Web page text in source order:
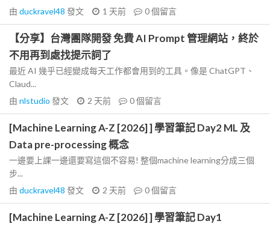
由 duckravel48 發文 1 天前 0個留言
【分享】台灣團隊開發 免費 AI Prompt 管理網站，終於
不用再到處找提示詞了
最近 AI 幾乎已經變成每天工作都會用到的工具。像是 ChatGPT、
Claud...
由 nlstudio 發文 2 天前 0個留言
[Machine Learning A-Z [2026] ] 學習筆記 Day2 ML 及
Data pre-processing 概念
一邊要上課一邊還要寫這個不容易! 整個machine learning分成三個
步...
由 duckravel48 發文 2 天前 0個留言
[Machine Learning A-Z [2026] ] 學習筆記 Day1